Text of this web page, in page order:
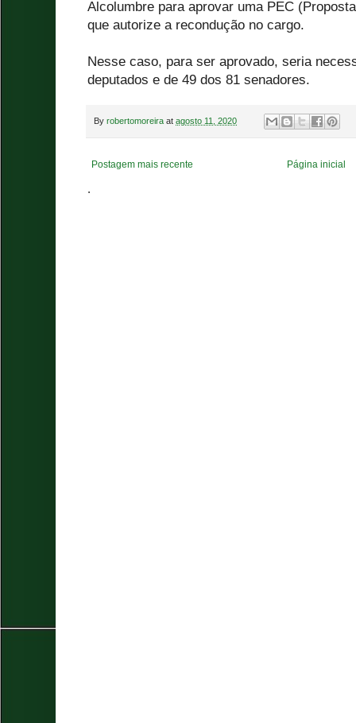
Alcolumbre para aprovar uma PEC
que autorize a recondução no cargo.
Nesse caso, para ser aprovado, seria
deputados e de 49 dos 81 senadores.
By robertomoreira at agosto 11, 2020
Postagem mais recente Página inicial
.